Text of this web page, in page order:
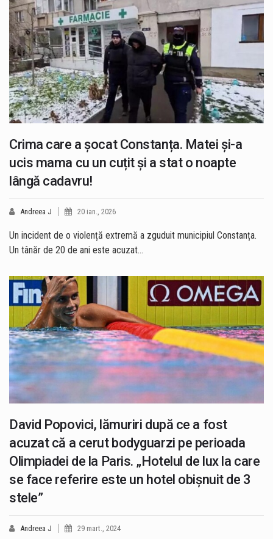
Crima care a șocat Constanța. Matei și-a
ucis mama cu un cuțit și a stat o noapte
lângă cadavru!
Andreea J 20 ian., 2026
Un incident de o violență extremă a zguduit municipiul Constanța.
Un tânăr de 20 de ani este acuzat…
David Popovici, lămuriri după ce a fost
acuzat că a cerut bodyguarzi pe perioada
Olimpiadei de la Paris. „Hotelul de lux la care
se face referire este un hotel obişnuit de 3
stele”
Andreea J 29 mart., 2024